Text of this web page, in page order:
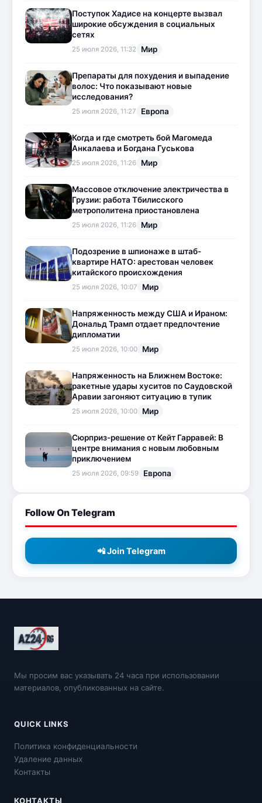
Поступок Хадисе на концерте вызвал
широкие обсуждения в социальных
сетях
25 июля 2026, 11:32 Мир
Препараты для похудения и выпадение
волос: Что показывают новые
исследования?
25 июля 2026, 11:27 Европа
Когда и где смотреть бой Магомеда
Анкалаева и Богдана Гуськова
25 июля 2026, 11:26 Мир
Массовое отключение электричества в
Грузии: работа Тбилисского
метрополитена приостановлена
25 июля 2026, 11:26 Мир
Подозрение в шпионаже в штаб-
квартире НАТО: арестован человек
китайского происхождения
25 июля 2026, 10:07 Мир
Напряженность между США и Ираном:
Дональд Трамп отдает предпочтение
дипломатии
25 июля 2026, 10:00 Мир
Напряженность на Ближнем Востоке:
ракетные удары хуситов по Саудовской
Аравии загоняют ситуацию в тупик
25 июля 2026, 10:00 Мир
Сюрприз-решение от Кейт Гарравей: В
центре внимания с новым любовным
приключением
25 июля 2026, 09:59 Европа
Follow On Telegram
📲 Join Telegram
Мы просим вас указывать 24 часа при использовании
материалов, опубликованных на сайте.
QUICK LINKS
Политика конфиденциальности
Удаление данных
Контакты
КОНТАКТЫ